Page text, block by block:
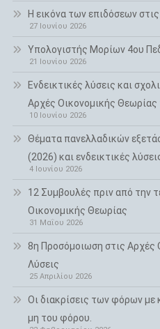
Η εικόνα των επιδόσεων
27 Ιουνίου 2026
Υπολογιστής Μορίων 4ου
21 Ιουνίου 2026
Ενδεικτικές λύσεις και
Αρχές Οικονομικής
10 Ιουνίου 2026
Θέματα πανελλαδικών
(2026) και ενδεικτικές
4 Ιουνίου 2026
12 Συμβουλές πριν από την
Οικονομικής Θεωρίας
31 Μαΐου 2026
8η Προσόμοιωση στις Αρχές
Λύσεις
25 Απριλίου 2026
Οι διακρίσεις των φόρων με
μη του φόρου.